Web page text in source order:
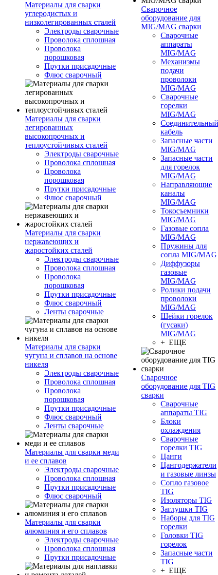
Материалы для сварки
углеродистых и
низколегированных сталей
Электроды сварочные
Проволока сплошная
Проволока
порошковая
Прутки присадочные
Флюс сварочный
Материалы для сварки
легированных
высокопрочных и
теплоустойчивых сталей
Электроды сварочные
Проволока сплошная
Проволока
порошковая
Прутки присадочные
Флюс сварочный
Материалы для сварки
нержавеющих и
жаростойких сталей
Электроды сварочные
Проволока сплошная
Проволока
порошковая
Прутки присадочные
Флюс сварочный
Ленты сварочные
Материалы для сварки
чугуна и сплавов на основе
никеля
Электроды сварочные
Проволока сплошная
Проволока
порошковая
Прутки присадочные
Флюс сварочный
Ленты сварочные
Материалы для сварки меди
и ее сплавов
Электроды сварочные
Проволока сплошная
Прутки присадочные
Флюс сварочный
Материалы для сварки
алюминия и его сплавов
Электроды сварочные
Проволока сплошная
Прутки присадочные
Сварочное
оборудование для
MIG/MAG сварки
Сварочные
аппараты
MIG/MAG
Механизмы
подачи
проволоки
MIG/MAG
Сварочные
горелки
MIG/MAG
Соединительный
кабель
Запасные части
MIG/MAG
Запасные части
для горелок
MIG/MAG
Направляющие
каналы
MIG/MAG
Токосъемники
MIG/MAG
Газовые сопла
MIG/MAG
Пружины для
сопла MIG/MAG
Диффузоры
газовые
MIG/MAG
Ролики подачи
проволоки
MIG/MAG
Шейки горелок
(гусаки)
MIG/MAG
+ ЕЩЕ
Сварочное
оборудование для TIG
сварки
Сварочные
аппараты TIG
Блоки
охлаждения
Сварочные
горелки TIG
Цанги
Цангодержатели
и газовые линзы
Сопло газовое
TIG
Изоляторы TIG
Заглушки TIG
Наборы для TIG
горелки
Головки TIG
горелок
Запасные части
TIG
+ ЕЩЕ